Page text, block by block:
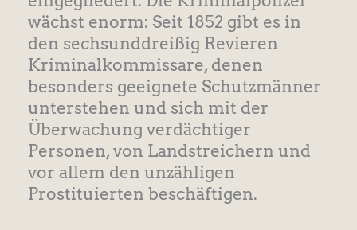
wächst enorm: Seit 1852 gibt es in
den sechsunddreißig Revieren
Kriminalkommissare, denen
besonders geeignete Schutzmänner
unterstehen und sich mit der
Überwachung verdächtiger
Personen, von Landstreichern und
vor allem den unzähligen
Prostituierten beschäftigen.